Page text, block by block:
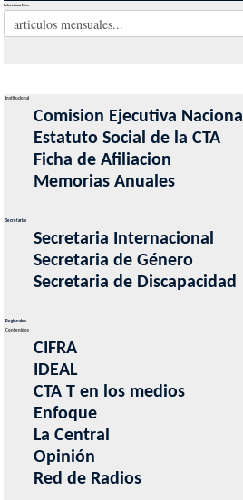
Seleccionar Mes
Institucional
Comision Ejecutiva Nacional
Estatuto Social de la CTA
Ficha de Afiliacion
Memorias Anuales
Secretarias
Secretaria Internacional
Secretaria de Género
Secretaria de Discapacidad
Regionales
Contenidos
CIFRA
IDEAL
CTA T en los medios
Enfoque
La Central
Opinión
Red de Radios